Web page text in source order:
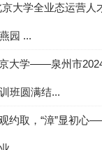
京大学全业态运营人
园 ...
大学——泉州市
班圆满结...
约取，“漳”显初心